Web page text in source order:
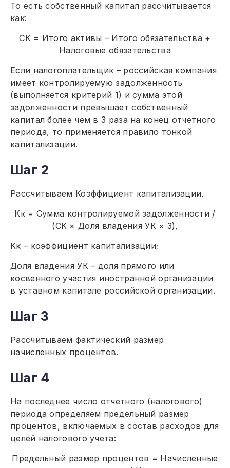
То есть собственный капитал рассчитывается
как:
СК = Итого активы – Итого обязательства +
Налоговые обязательства
Если налогоплательщик – российская компания
имеет контролируемую задолженность
(выполняется критерий 1) и сумма этой
задолженности превышает собственный
капитал более чем в 3 раза на конец отчетного
периода, то применяется правило тонкой
капитализации.
Шаг 2
Рассчитываем Коэффициент капитализации.
Кк = Сумма контролируемой задолженности /
(СК × Доля владения УК × 3),
Кк – коэффициент капитализации;
Доля владения УК – доля прямого или
косвенного участия иностранной организации
в уставном капитале российской организации.
Шаг 3
Рассчитываем фактический размер
начисленных процентов.
Шаг 4
На последнее число отчетного (налогового)
периода определяем предельный размер
процентов, включаемых в состав расходов для
целей налогового учета:
Предельный размер процентов = Начисленные